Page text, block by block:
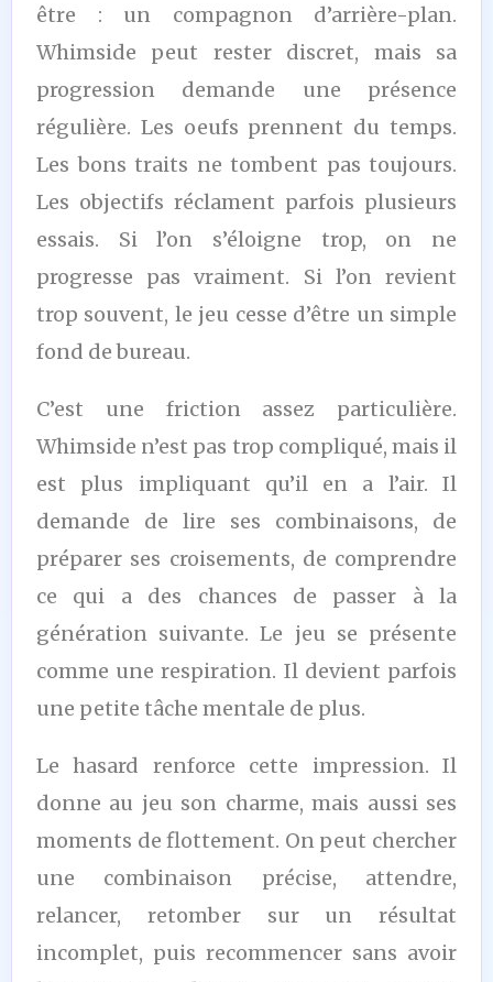
être : un compagnon d’arrière-plan.
Whimside peut rester discret, mais sa
progression demande une présence
régulière. Les oeufs prennent du temps.
Les bons traits ne tombent pas toujours.
Les objectifs réclament parfois plusieurs
essais. Si l’on s’éloigne trop, on ne
progresse pas vraiment. Si l’on revient
trop souvent, le jeu cesse d’être un simple
fond de bureau.
C’est une friction assez particulière.
Whimside n’est pas trop compliqué, mais il
est plus impliquant qu’il en a l’air. Il
demande de lire ses combinaisons, de
préparer ses croisements, de comprendre
ce qui a des chances de passer à la
génération suivante. Le jeu se présente
comme une respiration. Il devient parfois
une petite tâche mentale de plus.
Le hasard renforce cette impression. Il
donne au jeu son charme, mais aussi ses
moments de flottement. On peut chercher
une combinaison précise, attendre,
relancer, retomber sur un résultat
incomplet, puis recommencer sans avoir